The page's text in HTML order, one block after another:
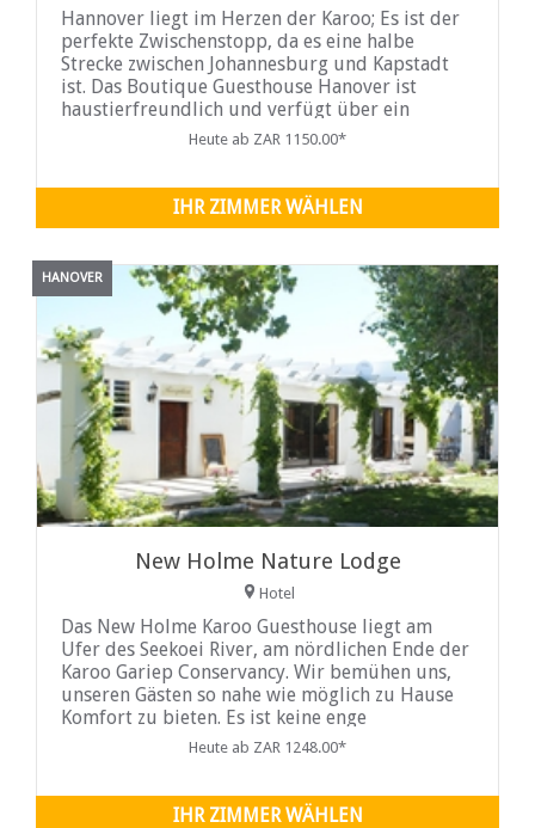
Hannover liegt im Herzen der Karoo; Es ist der
perfekte Zwischenstopp, da es eine halbe
Strecke zwischen Johannesburg und Kapstadt
ist. Das Boutique Guesthouse Hanover ist
haustierfreundlich und verfügt über ein
Restaurant auf dem Gelände, das
Heute ab ZAR 1150.00*
IHR ZIMMER WÄHLEN
HANOVER
New Holme Nature Lodge
Hotel
Das New Holme Karoo Guesthouse liegt am
Ufer des Seekoei River, am nördlichen Ende der
Karoo Gariep Conservancy. Wir bemühen uns,
unseren Gästen so nahe wie möglich zu Hause
Komfort zu bieten. Es ist keine enge
Hotelatmosphäre, sondern ein sehr entspannter
Heute ab ZAR 1248.00*
IHR ZIMMER WÄHLEN